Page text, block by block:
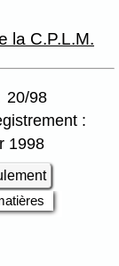
la C.P.L.M.
20/98
:
1998